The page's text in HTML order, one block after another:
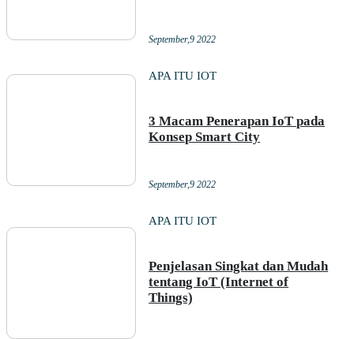
September,9 2022
APA ITU IOT
3 Macam Penerapan IoT pada
Konsep Smart City
September,9 2022
APA ITU IOT
Penjelasan Singkat dan Mudah
tentang IoT (Internet of
Things)